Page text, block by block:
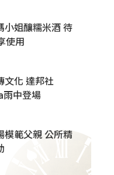
小姐釀糯米酒 待
使用
文化 達邦社
雨中登場
模範父親 公所精